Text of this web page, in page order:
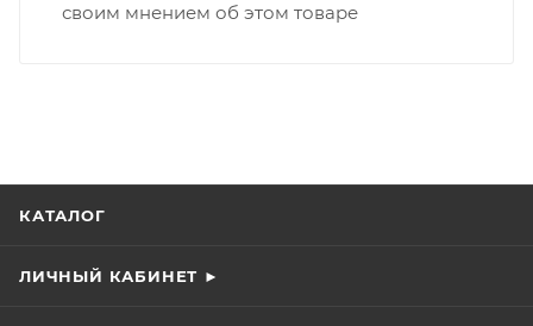
своим мнением об этом товаре
КАТАЛОГ
ЛИЧНЫЙ КАБИНЕТ ►